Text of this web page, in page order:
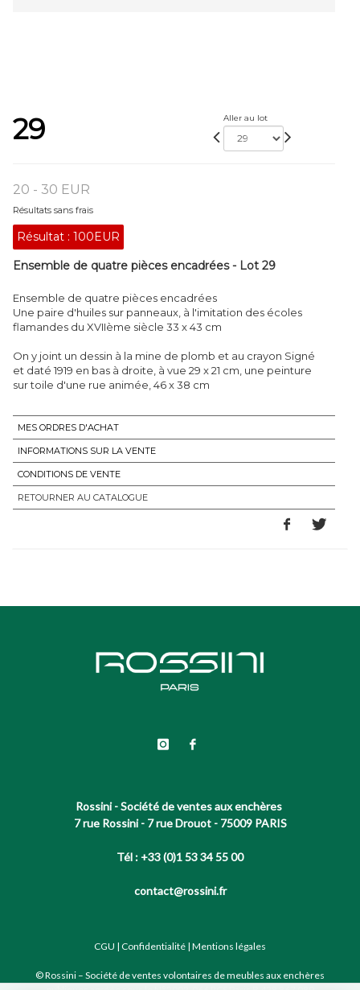
29 Aller au lot
20 - 30 EUR
Résultats sans frais
Résultat : 100EUR
Ensemble de quatre pièces encadrées - Lot 29
Ensemble de quatre pièces encadrées
Une paire d'huiles sur panneaux, à l'imitation des écoles
flamandes du XVIIème siècle 33 x 43 cm
On y joint un dessin à la mine de plomb et au crayon Signé
et daté 1919 en bas à droite, à vue 29 x 21 cm, une peinture
sur toile d'une rue animée, 46 x 38 cm
MES ORDRES D'ACHAT
INFORMATIONS SUR LA VENTE
CONDITIONS DE VENTE
RETOURNER AU CATALOGUE
Rossini - Société de ventes aux enchères
7 rue Rossini - 7 rue Drouot - 75009 PARIS
Tél : +33 (0)1 53 34 55 00
contact@rossini.fr
CGU | Confidentialité | Mentions légales
© Rossini – Société de ventes volontaires de meubles aux enchères